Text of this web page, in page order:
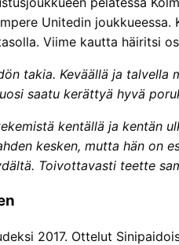
Unitedin
Viime kautta häiritsi
takia. Keväällä ja talvella
saatu kerättyä hyvä
kentällä ja kentän
kesken, mutta hän
Toivottavasti teette
2017. Ottelut